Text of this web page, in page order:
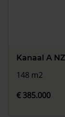
Kanaal A
148 m2
€ 385.000